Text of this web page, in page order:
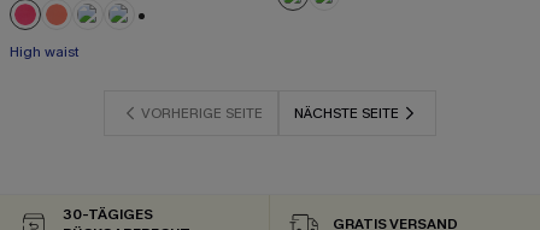
High waist
VORHERIGE SEITE NÄCHSTE SEITE
30-TÄGIGES
GRATIS VERSAND